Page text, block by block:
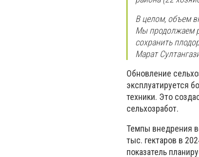
В целом, объем
Мы продолжаем
сохранить
Марат
Обновление
эксплуатируется
техники. Это
сельхозработ.
Темпы внедрения
тыс. гектаров в
показатель